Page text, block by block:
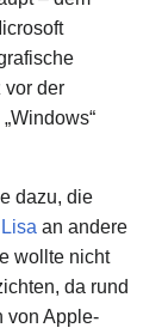
vor der
dazu, die
an andere
wollte nicht
da rund
von Apple-